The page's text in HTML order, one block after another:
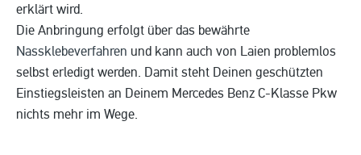
erklärt wird.
Die Anbringung erfolgt über das bewährte
Nassklebeverfahren und kann auch von Laien problemlos
selbst erledigt werden. Damit steht Deinen geschützten
Einstiegsleisten an Deinem Mercedes Benz C-Klasse Pkw
nichts mehr im Wege.